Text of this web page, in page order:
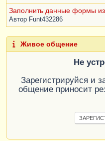
Заполнить данные формы из
Автор Funt432286
Живое общение
Не
Зарегистрируйся и
общение приносит